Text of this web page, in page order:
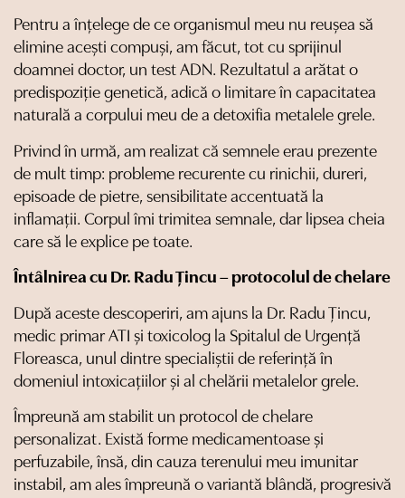
Pentru a înțelege de ce organismul meu nu reușea să
elimine acești compuși, am făcut, tot cu sprijinul
doamnei doctor, un test ADN. Rezultatul a arătat o
predispoziție genetică, adică o limitare în capacitatea
naturală a corpului meu de a detoxifia metalele grele.
Privind în urmă, am realizat că semnele erau prezente
de mult timp: probleme recurente cu rinichii, dureri,
episoade de pietre, sensibilitate accentuată la
inflamații. Corpul îmi trimitea semnale, dar lipsea cheia
care să le explice pe toate.
Întâlnirea cu Dr. Radu Țincu – protocolul de chelare
După aceste descoperiri, am ajuns la Dr. Radu Țincu,
medic primar ATI și toxicolog la Spitalul de Urgență
Floreasca, unul dintre specialiștii de referință în
domeniul intoxicațiilor și al chelării metalelor grele.
Împreună am stabilit un protocol de chelare
personalizat. Există forme medicamentoase și
perfuzabile, însă, din cauza terenului meu imunitar
instabil, am ales împreună o variantă blândă, progresivă